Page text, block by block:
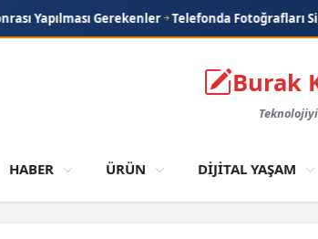
Telefonda Fotoğrafları Silmeden Depolama
Burak
HABER ÜRÜN DİJİTAL YAŞAM